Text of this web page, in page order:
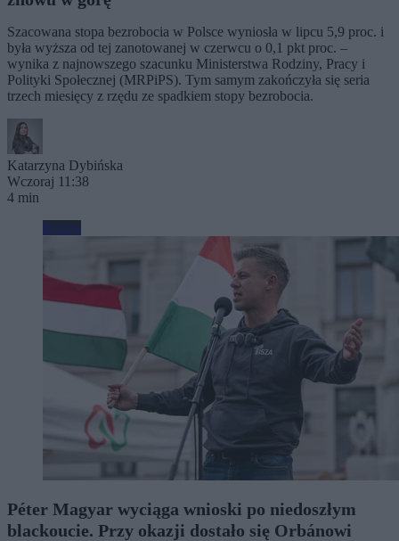
Szacowana stopa bezrobocia w Polsce wyniosła w lipcu 5,9 proc. i
była wyższa od tej zanotowanej w czerwcu o 0,1 pkt proc. –
wynika z najnowszego szacunku Ministerstwa Rodziny, Pracy i
Polityki Społecznej (MRPiPS). Tym samym zakończyła się seria
trzech miesięcy z rzędu ze spadkiem stopy bezrobocia.
Katarzyna Dybińska
Wczoraj 11:38
4 min
Biznes
Péter Magyar wyciąga wnioski po niedoszłym
blackoucie. Przy okazji dostało się Orbánowi